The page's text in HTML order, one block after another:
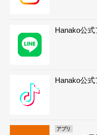
Hanako公式
Hanako公式
アプリ